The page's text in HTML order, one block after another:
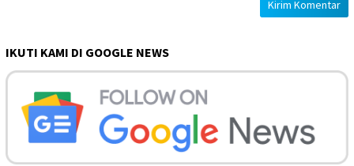
IKUTI KAMI DI GOOGLE NEWS